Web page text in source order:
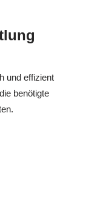
und effizient
benötigte